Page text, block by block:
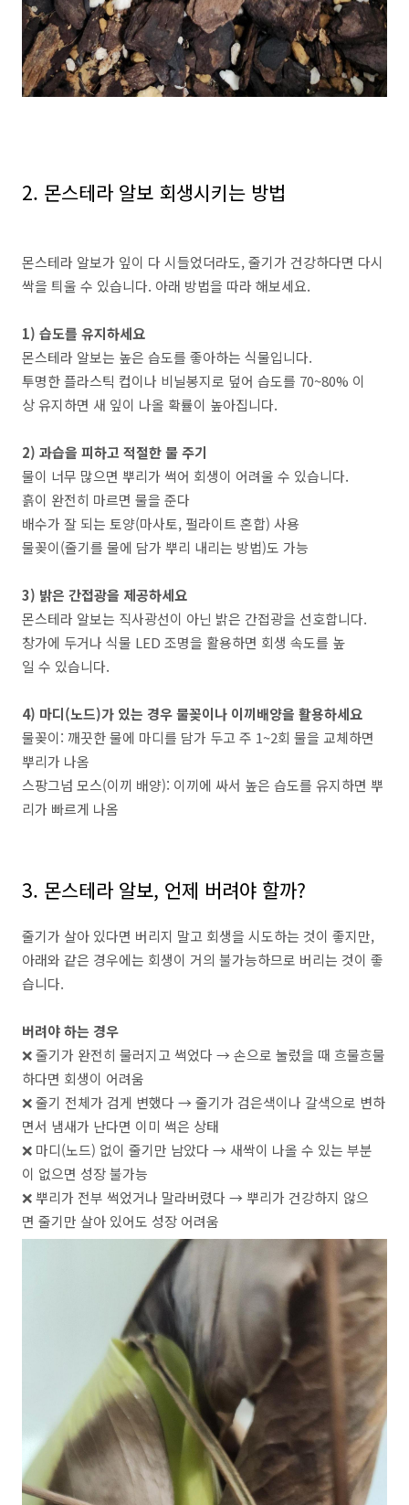
2. 몬스테라 알보 회생시키는 방법
몬스테라 알보가 잎이 다 시들었더라도, 줄기가 건강하다면 다시
싹을 틔울 수 있습니다. 아래 방법을 따라 해보세요.
1) 습도를 유지하세요
몬스테라 알보는 높은 습도를 좋아하는 식물입니다.
투명한 플라스틱 컵이나 비닐봉지로 덮어 습도를 70~80% 이
상 유지하면 새 잎이 나올 확률이 높아집니다.
2) 과습을 피하고 적절한 물 주기
물이 너무 많으면 뿌리가 썩어 회생이 어려울 수 있습니다.
흙이 완전히 마르면 물을 준다
배수가 잘 되는 토양(마사토, 펄라이트 혼합) 사용
물꽂이(줄기를 물에 담가 뿌리 내리는 방법)도 가능
3) 밝은 간접광을 제공하세요
몬스테라 알보는 직사광선이 아닌 밝은 간접광을 선호합니다.
창가에 두거나 식물 LED 조명을 활용하면 회생 속도를 높
일 수 있습니다.
4) 마디(노드)가 있는 경우 물꽂이나 이끼배양을 활용하세요
물꽂이: 깨끗한 물에 마디를 담가 두고 주 1~2회 물을 교체하면
뿌리가 나옴
스팡그넘 모스(이끼 배양): 이끼에 싸서 높은 습도를 유지하면 뿌
리가 빠르게 나옴
3. 몬스테라 알보, 언제 버려야 할까?
줄기가 살아 있다면 버리지 말고 회생을 시도하는 것이 좋지만,
아래와 같은 경우에는 회생이 거의 불가능하므로 버리는 것이 좋
습니다.
버려야 하는 경우
❌ 줄기가 완전히 물러지고 썩었다 → 손으로 눌렀을 때 흐물흐물
하다면 회생이 어려움
❌ 줄기 전체가 검게 변했다 → 줄기가 검은색이나 갈색으로 변하
면서 냄새가 난다면 이미 썩은 상태
❌ 마디(노드) 없이 줄기만 남았다 → 새싹이 나올 수 있는 부분
이 없으면 성장 불가능
❌ 뿌리가 전부 썩었거나 말라버렸다 → 뿌리가 건강하지 않으
면 줄기만 살아 있어도 성장 어려움